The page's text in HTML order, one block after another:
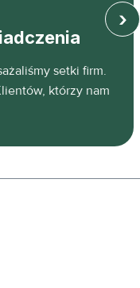
setki firm.
którzy nam
›